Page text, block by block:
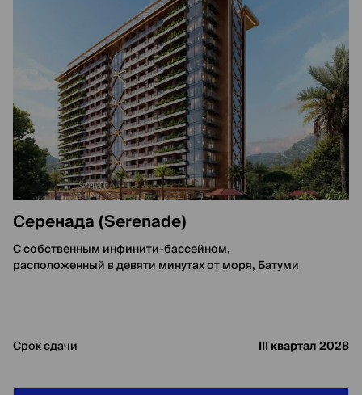
Серенада (Serenade)
С собственным инфинити-бассейном,
расположенный в девяти минутах от моря, Батуми
Срок сдачи III квартал 2028